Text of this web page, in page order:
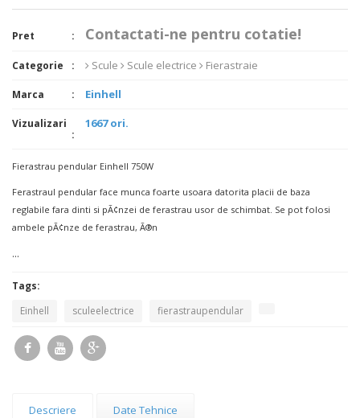
Pret Contactati-ne pentru cotatie!
Categorie Scule Scule electrice Fierastraie
Marca Einhell
Vizualizari 1667 ori.
Fierastrau pendular Einhell 750W
Ferastraul pendular face munca foarte usoara datorita placii de baza
reglabile fara dinti si pÃ¢nzei de ferastrau usor de schimbat. Se pot folosi
ambele pÃ¢nze de ferastrau, Ã®n
...
Tags:
Einhell
sculeelectrice fierastraupendular
Descriere Date Tehnice